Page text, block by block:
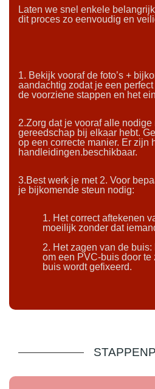
Laten we snel enkele
dit proces zo eenvoudig en
1. Bekijk vooraf de foto’s +
aandachtig zodat je een
de voorziene stappen en het
2.Zorg dat je vooraf alle nodige
gereedschap bij elkaar hebt.
op een correcte manier. Er zijn
handleidingen.beschikbaar.
3.Best werk je met 2. Voor
je bijkomende steun nodig:
1. Het correct aftekenen
moeilijk zonder dat
2. Het zagen van de
om een PVC-buis door
buis wordt gefixeerd.